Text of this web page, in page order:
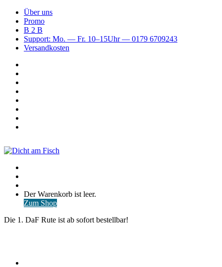
Über uns
Promo
B 2 B
Support: Mo. — Fr. 10–15Uhr — 0179 6709243
Versandkosten
Warenkorb
ansehen
Der Warenkorb ist leer.
Zum Shop
Die 1. DaF Rute ist ab sofort bestellbar!